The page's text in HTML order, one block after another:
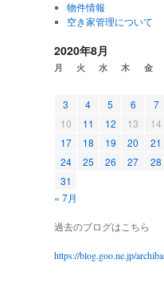
物件情報
空き家管理について
2020年8月
月 火 水 木 金
« 7月
3
4 5 6 7
10
11 12 13 14
17
18 19 20 21
24
25 26 27 28
31
過去のブログはこちら
https://blog.goo.ne.jp/